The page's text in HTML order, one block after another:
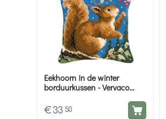
Eekhoorn in de winter
borduurkussen - Vervaco
€ 33 50